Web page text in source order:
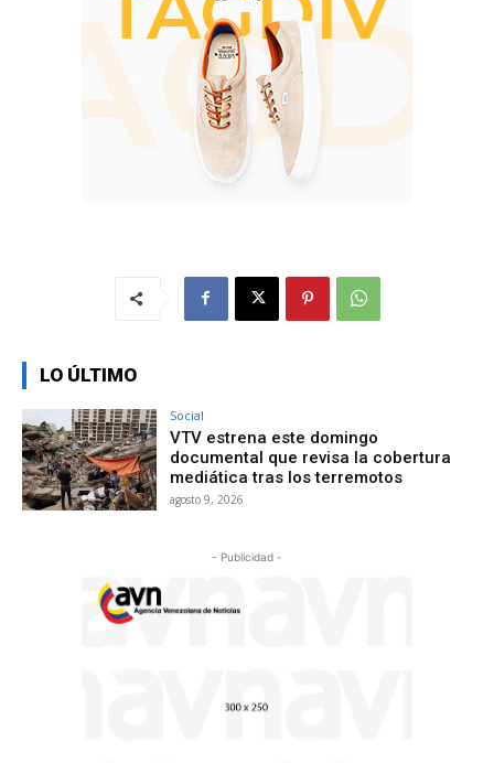
LO ÚLTIMO
Social
VTV estrena este domingo
documental que revisa la cobertura
mediática tras los terremotos
agosto 9, 2026
- Publicidad -